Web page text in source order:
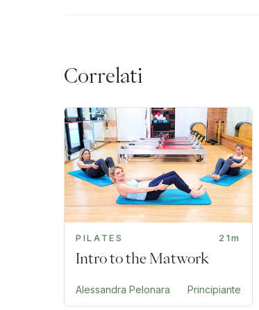
Correlati
PILATES 21m
Intro to the Matwork
Alessandra Pelonara Principiante